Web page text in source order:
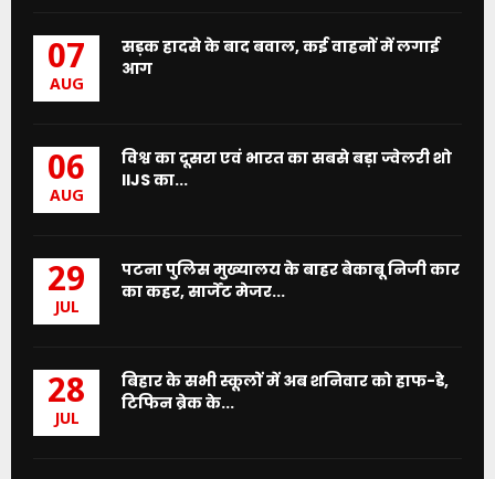
07
AUG
सड़क हादसे के बाद बवाल, कई वाहनों में लगाई
आग
06
AUG
विश्व का दूसरा एवं भारत का सबसे बड़ा ज्वेलरी शो
IIJS का...
29
JUL
पटना पुलिस मुख्यालय के बाहर बेकाबू निजी कार
का कहर, सार्जेंट मेजर...
28
JUL
बिहार के सभी स्कूलों में अब शनिवार को हाफ-डे,
टिफिन ब्रेक के...